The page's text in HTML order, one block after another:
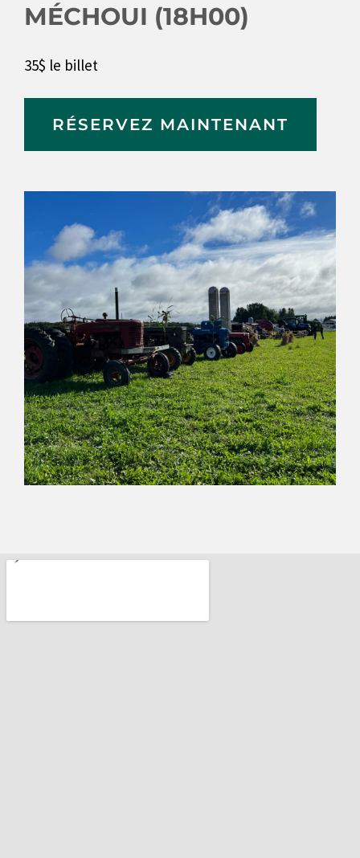
MÉCHOUI (18H00)
35$ le billet
RÉSERVEZ MAINTENANT